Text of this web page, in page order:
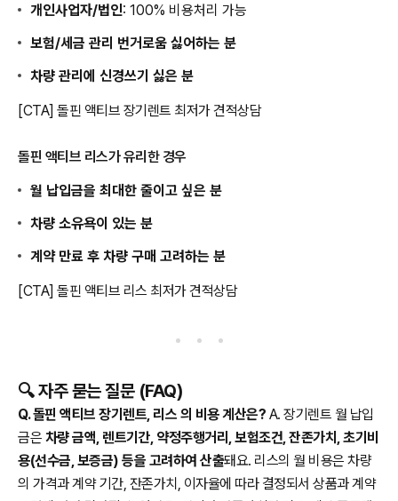
개인사업자/법인: 100% 비용처리 가능
보험/세금 관리 번거로움 싫어하는 분
차량 관리에 신경쓰기 싫은 분
[CTA] 돌핀 액티브 장기렌트 최저가 견적상담
돌핀 액티브 리스가 유리한 경우
월 납입금을 최대한 줄이고 싶은 분
차량 소유욕이 있는 분
계약 만료 후 차량 구매 고려하는 분
[CTA] 돌핀 액티브 리스 최저가 견적상담
🔍 자주 묻는 질문 (FAQ)
Q. 돌핀 액티브 장기렌트, 리스 의 비용 계산은? A. 장기렌트 월 납입
금은 차량 금액, 렌트기간, 약정주행거리, 보험조건, 잔존가치, 초기비
용(선수금, 보증금) 등을 고려하여 산출돼요. 리스의 월 비용은 차량
의 가격과 계약 기간, 잔존가치, 이자율에 따라 결정되서 상품과 계약